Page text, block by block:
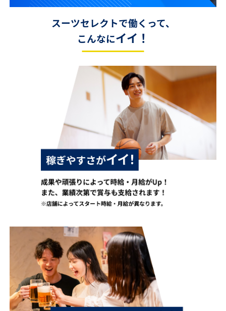
スーツセレクトで働くって、
こんなにイイ！